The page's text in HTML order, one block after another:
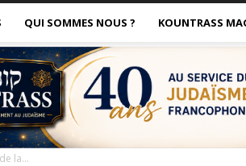
QUI SOMMES NOUS ? KOUNTRASS
la...